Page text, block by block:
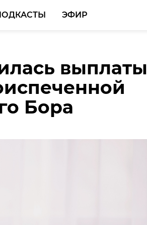
ЭФИР
выплаты
Бора
о
дела на